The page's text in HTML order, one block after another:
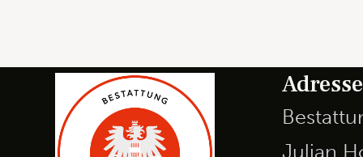
Adresse
Julian